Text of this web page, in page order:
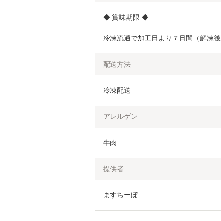
◆ 賞味期限 ◆
冷凍流通で加工日より７日間（解凍
配送方法
冷凍配送
アレルゲン
牛肉
提供者
ますちーぼ